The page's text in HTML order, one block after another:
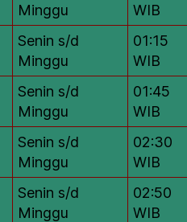
Minggu
WIB
Senin s/d
Minggu
01:15
WIB
Senin s/d
Minggu
01:45
WIB
Senin s/d
Minggu
02:30
WIB
Senin s/d
Minggu
02:50
WIB